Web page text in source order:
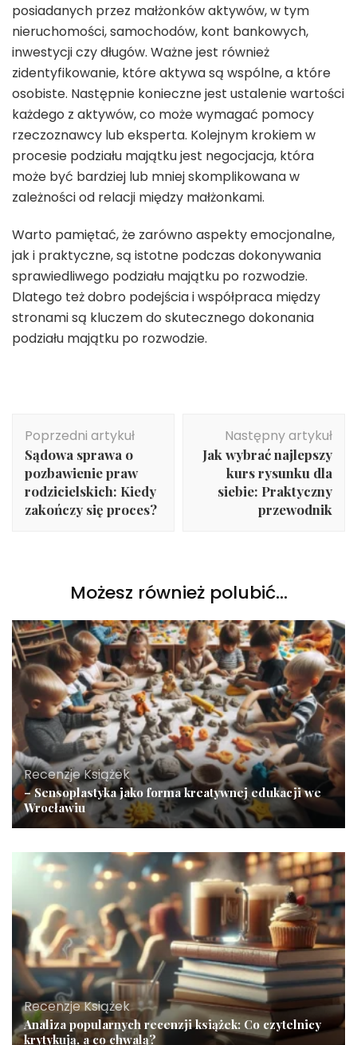
posiadanych przez małżonków aktywów, w tym
nieruchomości, samochodów, kont bankowych,
inwestycji czy długów. Ważne jest również
zidentyfikowanie, które aktywa są wspólne, a które
osobiste. Następnie konieczne jest ustalenie wartości
każdego z aktywów, co może wymagać pomocy
rzeczoznawcy lub eksperta. Kolejnym krokiem w
procesie podziału majątku jest negocjacja, która
może być bardziej lub mniej skomplikowana w
zależności od relacji między małżonkami.
Warto pamiętać, że zarówno aspekty emocjonalne,
jak i praktyczne, są istotne podczas dokonywania
sprawiedliwego podziału majątku po rozwodzie.
Dlatego też dobro podejścia i współpraca między
stronami są kluczem do skutecznego dokonania
podziału majątku po rozwodzie.
wpisu
Poprzedni artykuł
Sądowa sprawa o
pozbawienie praw
rodzicielskich: Kiedy
zakończy się proces?
Następny artykuł
Jak wybrać najlepszy
kurs rysunku dla
siebie: Praktyczny
przewodnik
Możesz również polubić…
Recenzje Książek
– Sensoplastyka jako forma kreatywnej edukacji we
Wrocławiu
Recenzje Książek
Analiza popularnych recenzji książek: Co czytelnicy
krytykują, a co chwalą?